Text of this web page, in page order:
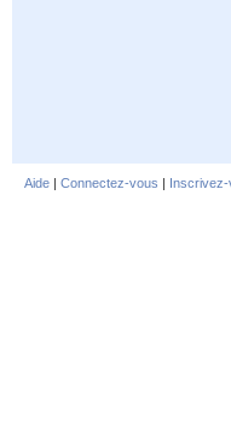
Aide | Connectez-vous | Inscrivez-